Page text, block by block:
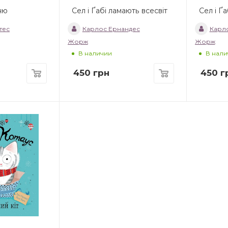
Сел і Ґабі ламають всесвіт
Карлос Ернандес
Жорж
В наличии
450 грн
Сел і
Жорж
В
450